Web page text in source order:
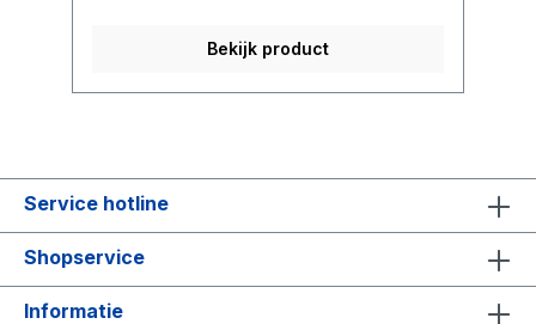
Bekijk product
Service hotline
Shopservice
Informatie